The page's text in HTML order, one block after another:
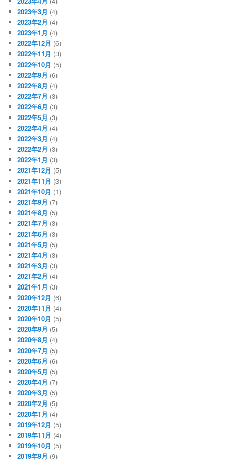
2023年3月 (4)
2023年2月 (4)
2023年1月 (4)
2022年12月 (6)
2022年11月 (3)
2022年10月 (5)
2022年9月 (6)
2022年8月 (4)
2022年7月 (3)
2022年6月 (3)
2022年5月 (3)
2022年4月 (4)
2022年3月 (4)
2022年2月 (3)
2022年1月 (3)
2021年12月 (5)
2021年11月 (3)
2021年10月 (1)
2021年9月 (7)
2021年8月 (5)
2021年7月 (3)
2021年6月 (3)
2021年5月 (5)
2021年4月 (3)
2021年3月 (3)
2021年2月 (4)
2021年1月 (3)
2020年12月 (6)
2020年11月 (4)
2020年10月 (5)
2020年9月 (5)
2020年8月 (4)
2020年7月 (5)
2020年6月 (6)
2020年5月 (5)
2020年4月 (7)
2020年3月 (5)
2020年2月 (5)
2020年1月 (4)
2019年12月 (5)
2019年11月 (4)
2019年10月 (5)
2019年9月 (9)